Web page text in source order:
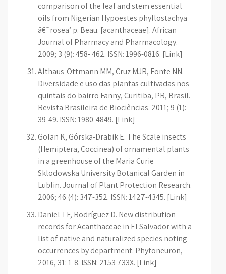
comparison of the leaf and stem essential
oils from Nigerian Hypoestes phyllostachya
â€˜rosea’ p. Beau. [acanthaceae]. African
Journal of Pharmacy and Pharmacology.
2009; 3 (9): 458- 462. ISSN: 1996-0816. [Link]
Althaus-Ottmann MM, Cruz MJR, Fonte NN.
Diversidade e uso das plantas cultivadas nos
quintais do bairro Fanny, Curitiba, PR, Brasil.
Revista Brasileira de Biociências. 2011; 9 (1):
39-49. ISSN: 1980-4849. [Link]
Golan K, Górska-Drabik E. The Scale insects
(Hemiptera, Coccinea) of ornamental plants
in a greenhouse of the Maria Curie
Sklodowska University Botanical Garden in
Lublin. Journal of Plant Protection Research.
2006; 46 (4): 347-352. ISSN: 1427-4345. [Link]
Daniel TF, Rodríguez D. New distribution
records for Acanthaceae in El Salvador with a
list of native and naturalized species noting
occurrences by department. Phytoneuron,
2016, 31: 1-8. ISSN: 2153 733X. [Link]